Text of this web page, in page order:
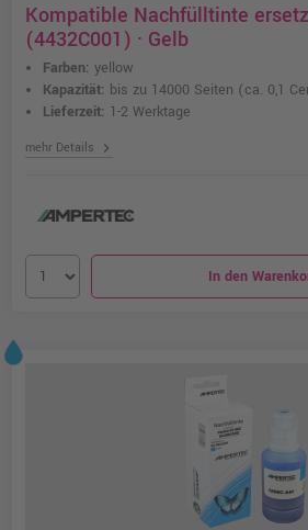
Kompatible Nachfülltinte
(4432C001) · Gelb
Farben: yellow
Kapazität: bis zu 14000 Seiten (ca. 0,1
Lieferzeit: 1-2 Werktage
mehr Details chevron_right
In den